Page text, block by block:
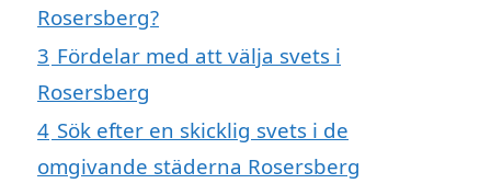
Rosersberg?
3 Fördelar med att välja svets i
Rosersberg
4 Sök efter en skicklig svets i de
omgivande städerna Rosersberg